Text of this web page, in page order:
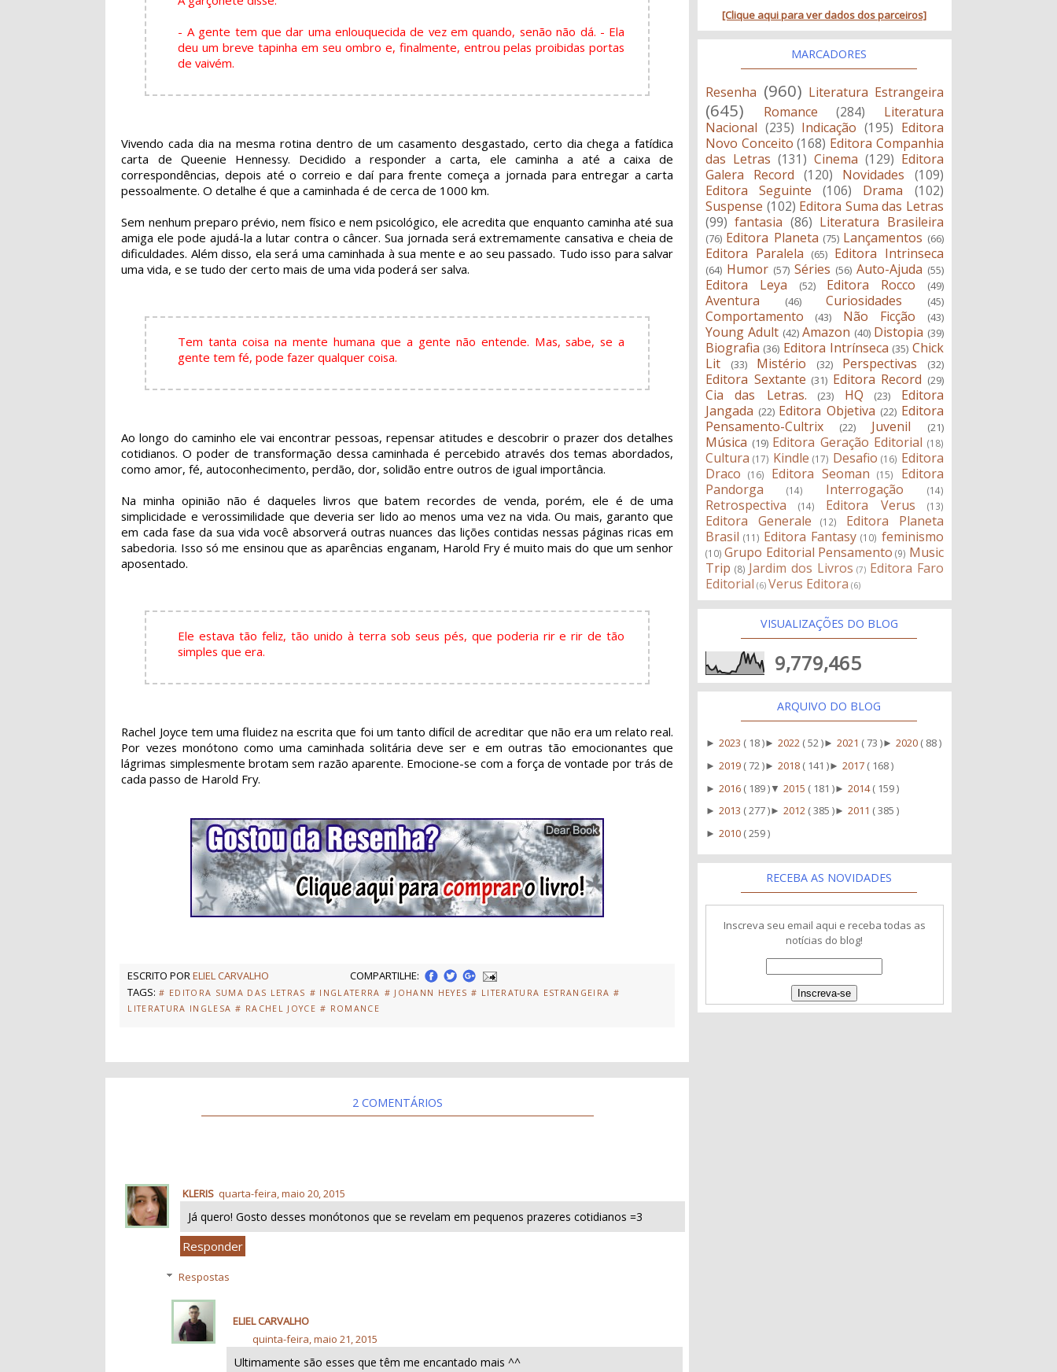
- A gente tem que dar uma enlouquecida de vez em quando, senão não dá. - Ela
deu um breve tapinha em seu ombro e, finalmente, entrou pelas proibidas portas
de vaivém.
Vivendo cada dia na mesma rotina dentro de um casamento desgastado, certo dia chega a fatídica
carta de Queenie Hennessy. Decidido a responder a carta, ele caminha a até a caixa de
correspondências, depois até o correio e daí para frente começa a jornada para entregar a carta
pessoalmente. O detalhe é que a caminhada é de cerca de 1000 km.
Sem nenhum preparo prévio, nem físico e nem psicológico, ele acredita que enquanto caminha até sua
amiga ele pode ajudá-la a lutar contra o câncer. Sua jornada será extremamente cansativa e cheia de
dificuldades. Além disso, ela será uma caminhada à sua mente e ao seu passado. Tudo isso para salvar
uma vida, e se tudo der certo mais de uma vida poderá ser salva.
Tem tanta coisa na mente humana que a gente não entende. Mas, sabe, se a
gente tem fé, pode fazer qualquer coisa.
Ao longo do caminho ele vai encontrar pessoas, repensar atitudes e descobrir o prazer dos detalhes
cotidianos. O poder de transformação dessa caminhada é percebido através dos temas abordados,
como amor, fé, autoconhecimento, perdão, dor, solidão entre outros de igual importância.
Na minha opinião não é daqueles livros que batem recordes de venda, porém, ele é de uma
simplicidade e verossimilidade que deveria ser lido ao menos uma vez na vida. Ou mais, garanto que
em cada fase da sua vida você absorverá outras nuances das lições contidas nessas páginas ricas em
sabedoria. Isso só me ensinou que as aparências enganam, Harold Fry é muito mais do que um senhor
aposentado.
Ele estava tão feliz, tão unido à terra sob seus pés, que poderia rir e rir de tão
simples que era.
Rachel Joyce tem uma fluidez na escrita que foi um tanto difícil de acreditar que não era um relato real.
Por vezes monótono como uma caminhada solitária deve ser e em outras tão emocionantes que
lágrimas simplesmente brotam sem razão aparente. Emocione-se com a força de vontade por trás de
cada passo de Harold Fry.
ESCRITO PORELIEL CARVALHO
COMPARTILHE:
TAGS: # EDITORA SUMA DAS LETRAS # INGLATERRA # JOHANN HEYES # LITERATURA ESTRANGEIRA #
LITERATURA INGLESA # RACHEL JOYCE # ROMANCE
2 COMENTÁRIOS
KLERIS quarta-feira, maio 20, 2015
Já quero! Gosto desses monótonos que se revelam em pequenos prazeres cotidianos =3
Responder
Respostas
ELIEL CARVALHO
quinta-feira, maio 21, 2015
Ultimamente são esses que têm me encantado mais ^^
[Clique aqui para ver dados dos parceiros]
MARCADORES
Resenha (960) Literatura Estrangeira
(645) Romance (284)
Literatura
Nacional (235) Indicação (195) Editora
Novo Conceito (168) Editora Companhia
das Letras (131) Cinema (129) Editora
Galera Record
(120) Novidades
(109)
Editora Seguinte
(106) Drama
(102)
Suspense (102) Editora Suma das Letras
(99) fantasia (86) Literatura Brasileira
(76) Editora Planeta (75) Lançamentos (66)
Editora Paralela (65) Editora Intrinseca
(64) Humor (57) Séries (56) Auto-Ajuda (55)
Editora Leya (52) Editora Rocco (49)
Aventura (46) Curiosidades (45)
Comportamento (43) Não Ficção (43)
Young Adult (42) Amazon (40) Distopia (39)
Biografia (36) Editora Intrínseca (35) Chick
Lit
(33) Mistério (32) Perspectivas (32)
Editora Sextante (31) Editora Record (29)
Cia das Letras. (23) HQ (23)
Editora
Jangada (22) Editora Objetiva (22) Editora
Pensamento-Cultrix
(22) Juvenil (21)
Música (19) Editora Geração Editorial (18)
Cultura (17) Kindle (17) Desafio (16) Editora
Draco
(16) Editora Seoman (15)
Editora
Pandorga
(14) Interrogação (14)
Retrospectiva (14) Editora Verus (13)
Editora Generale (12)
Editora Planeta
Brasil (11) Editora Fantasy (10) feminismo
(10) Grupo Editorial Pensamento (9) Music
Trip (8) Jardim dos Livros (7) Editora Faro
Editorial (6) Verus Editora (6)
VISUALIZAÇÕES DO BLOG
9,779,465
ARQUIVO DO BLOG
►2023 ( 18 )►2022 ( 52 )►2021 ( 73 )►2020 ( 88 )
►2019 ( 72 )►2018 ( 141 )►2017 ( 168 )
►2016 ( 189 ) ▼2015 ( 181 )►2014( 159 )
►2013 ( 277 )►2012 ( 385 )►2011 ( 385 )
►2010 ( 259 )
RECEBA AS NOVIDADES
Inscreva seu email aqui e receba todas as
notícias do blog!